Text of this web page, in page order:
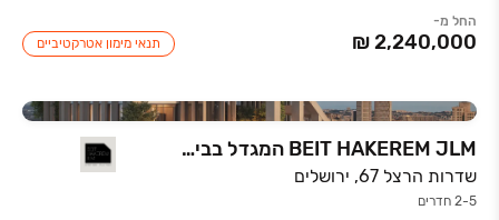
החל מ-
תנאי מימון אטרקטיביים
BEIT HAKEREM JLM המגדל בבית הכרם
שדרות הרצל 67, ירושלים
2-5 חדרים